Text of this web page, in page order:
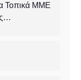
Τοπικά ΜΜΕ